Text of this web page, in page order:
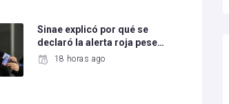
Sinae explicó por qué se
declaró la alerta roja pese…
18 horas ago